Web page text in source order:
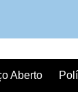
Aberto